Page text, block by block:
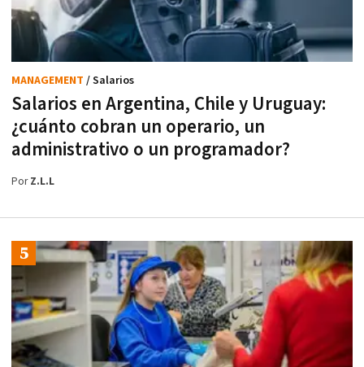
Salarios en Argentina, Chile y Uruguay:
¿cuánto cobran un operario, un
administrativo o un programador?
MANAGEMENT / Salarios
PorZ.L.L